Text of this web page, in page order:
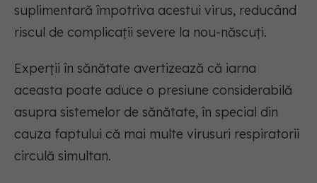
suplimentară împotriva acestui virus, reducând
riscul de complicații severe la nou-născuți.
Experții în sănătate avertizează că iarna
aceasta poate aduce o presiune considerabilă
asupra sistemelor de sănătate, în special din
cauza faptului că mai multe virusuri respiratorii
circulă simultan.